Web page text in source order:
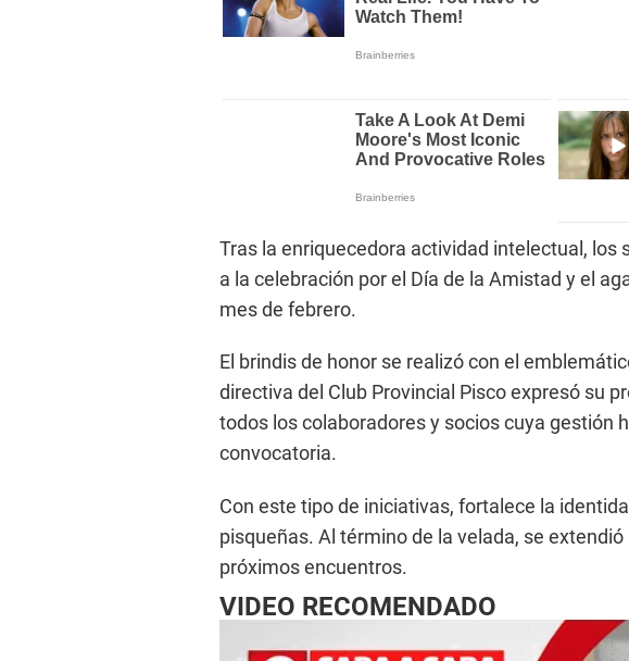
Tras la enriquecedora actividad intelectual, los
a la celebración por el Día de la Amistad y el
mes de febrero.
El brindis de honor se realizó con el
directiva del Club Provincial Pisco expresó su
todos los colaboradores y socios cuya gestión
convocatoria.
Con este tipo de iniciativas, fortalece la
pisqueñas. Al término de la velada, se
próximos encuentros.
VIDEO RECOMENDADO